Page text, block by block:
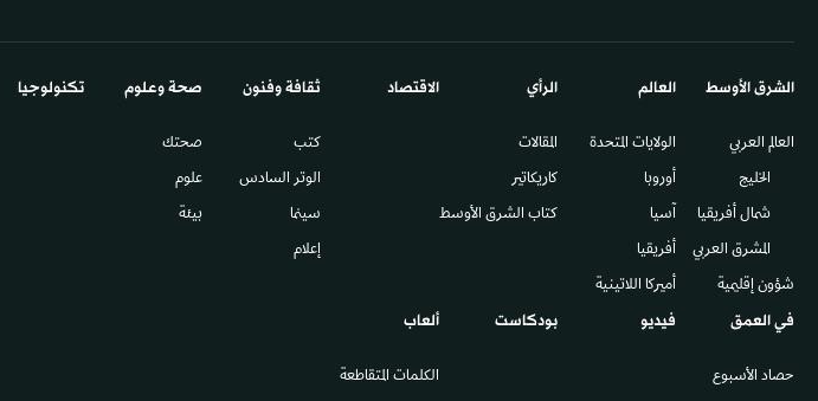
الشرق الأوسط​
العالم العربي
الخليج
شمال أفريقيا
المشرق العربي
شؤون إقليمية
العالم
الولايات المتحدة
أوروبا
آسيا
أفريقيا
أميركا اللاتينية
الرأي
المقالات
كاريكاتير
كتاب الشرق الأوسط
الاقتصاد ثقافة وفنون
كتب
الوتر السادس​
سينما
إعلام
صحة وعلوم
صحتك
علوم
بيئة
تكنولوجيا
في العمق
حصاد الأسبوع
فيديو بودكاست ألعاب
الكلمات المتقاطعة